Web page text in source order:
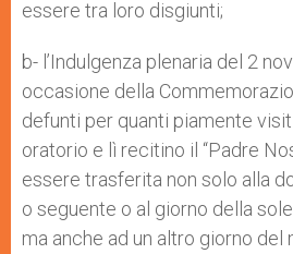
essere tra loro disgiunti;
b- l’Indulgenza plenaria del 2
occasione della
defunti per quanti piamente
oratorio e lì recitino il “Padre
essere trasferita non solo alla
o seguente o al giorno della
ma anche ad un altro giorno del